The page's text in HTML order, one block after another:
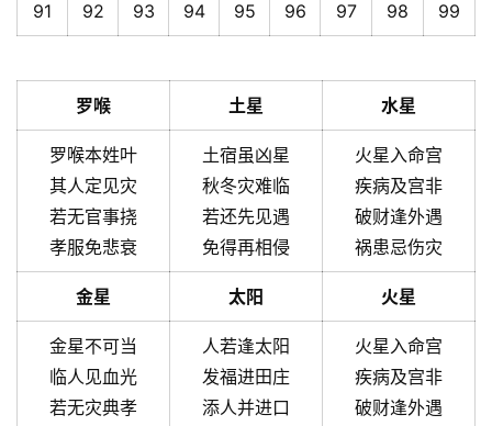
91 92 93 94 95 96 97 98 99
罗喉 土星 水星
罗喉本姓叶
其人定见灾
若无官事挠
孝服免悲衰
土宿虽凶星
秋冬灾难临
若还先见遇
免得再相侵
火星入命宫
疾病及宫非
破财逢外遇
祸患忌伤灾
金星 太阳 火星
金星不可当
临人见血光
若无灾典孝
人若逢太阳
发福进田庄
添人并进口
火星入命宫
疾病及宫非
破财逢外遇